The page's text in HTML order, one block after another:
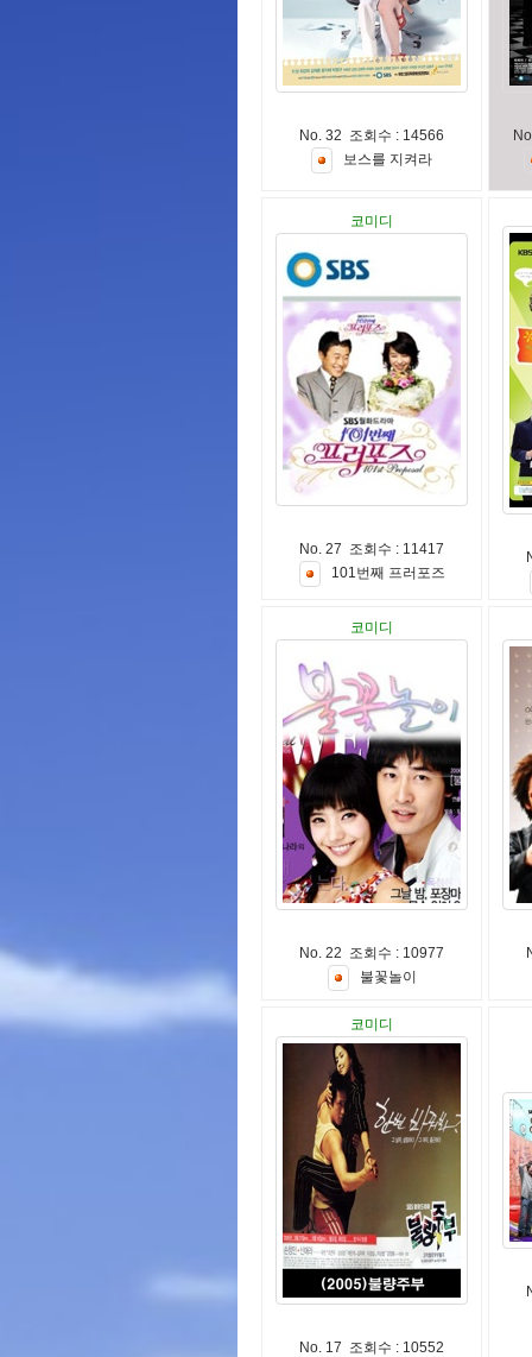
No. 32 조회수 : 14566
보스를 지 켜 라
코미디
No. 27 조회수 : 11417
101번째 프러 포즈
코미디
No. 22 조회수 : 10977
불꽃놀이
코미디
No. 17 조회수 : 10552